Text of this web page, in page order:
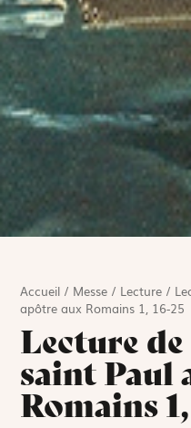
Accueil / Messe / Lecture /
apôtre aux Romains 1, 16-25
Lecture
saint Paul
Romains